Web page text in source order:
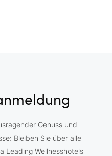
Genuss und
Bleiben Sie über alle
Leading Wellnesshotels